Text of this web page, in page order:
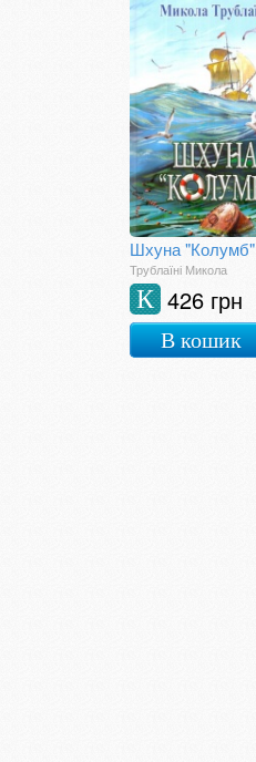
Шхуна "Колумб"
Трублаїні Микола
426 грн
К
В кошик